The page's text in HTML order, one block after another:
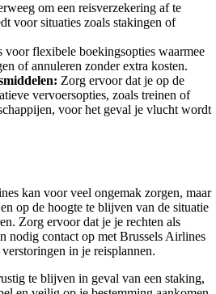
om een reisverzekering af te
voor situaties zoals stakingen of
voor flexibele boekingsopties waarmee
of annuleren zonder extra kosten.
Zorg ervoor dat je op de
vervoersopties, zoals treinen of
voor het geval je vlucht wordt
kan voor veel ongemak zorgen, maar
op de hoogte te blijven van de situatie
Zorg ervoor dat je je rechten als
nodig contact op met Brussels Airlines
in je reisplannen.
te blijven in geval van een staking,